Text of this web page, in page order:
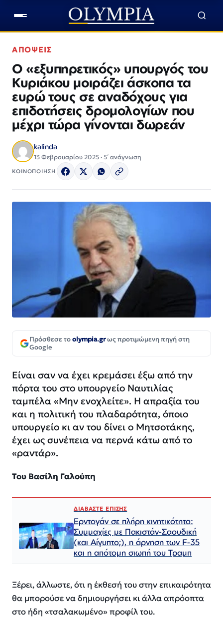
ΑΠΟΨΕΙΣ
Ο «εξυπηρετικός» υπουργός του
Κυριάκου μοιράζει άσκοπα τα
ευρώ τους σε αναδόχους για
επιδοτήσεις δρομολογίων που
μέχρι τώρα γίνονται δωρεάν
kalinda
13 Φεβρουαρίου 2025 · 5΄ ανάγνωση
ΚΟΙΝΟΠΟΙΗΣΗ
Πρόσθεσε τοolympia.grως προτιμώμενη πηγή στη
Google
Είναι σαν να έχει κρεμάσει έξω από την
πόρτα του στο υπουργείο Ναυτιλίας
ταμπέλα «Μην ενοχλείτε». Η απραξία του
και η πολιτική του πλαδαρότητα, όποιο
υπουργείο κι αν του δίνει ο Μητσοτάκης,
έχει ως συνέπεια να περνά κάτω από το
«ραντάρ».
Του Βασίλη Γαλούπη
ΔΙΑΒΑΣΤΕ ΕΠΙΣΗΣ
Ερντογάν σε πλήρη κινητικότητα:
Συμμαχίες με Πακιστάν-Σαουδική
(και Αίγυπτο;), η άρνηση των F-35
και η απότομη σιωπή του Τραμπ
Ξέρει, άλλωστε, ότι η έκθεσή του στην επικαιρότητα
θα μπορούσε να δημιουργήσει κι άλλα απρόοπτα
στο ήδη «τσαλακωμένο» προφίλ του.